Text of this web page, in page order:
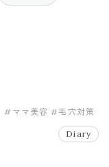
#ママ美容 #毛穴対策
Diary